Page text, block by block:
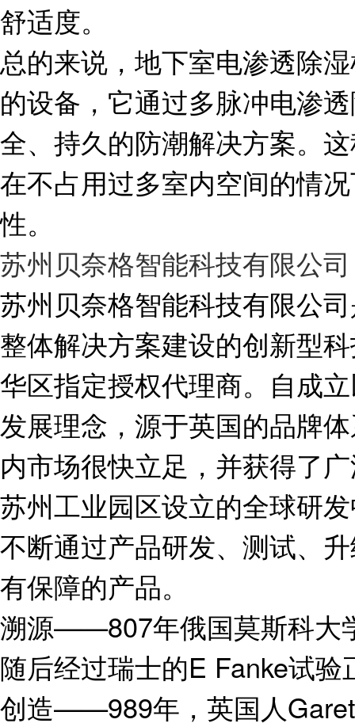
舒适度。
总的来说，地下室电渗透除
的设备，它通过多脉冲电渗
全、持久的防潮解决方案。
在不占用过多室内空间的情
性。
苏州贝奈格智能科技有限公司
苏州贝奈格智能科技有限公
整体解决方案建设的创新型
华区指定授权代理商。自成
发展理念，源于英国的品牌
内市场很快立足，并获得了
苏州工业园区设立的全球研
不断通过产品研发、测试、
有保障的产品。
溯源——807年俄国莫斯科大
随后经过瑞士的E Fanke试
创造——989年，英国人